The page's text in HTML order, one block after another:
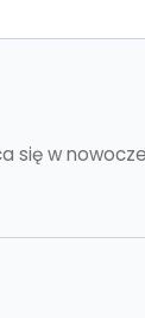
się w